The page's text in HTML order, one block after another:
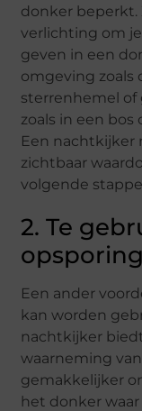
donker
verlichting om
geven in een
omgeving zoals
sterrenhemel of
zoals in een
Een nachtkijker
zichtbaar
volgende
2. Te
opsporing
Een ander
kan worden
nachtkijker
waarneming
gemakkelijker
het donker